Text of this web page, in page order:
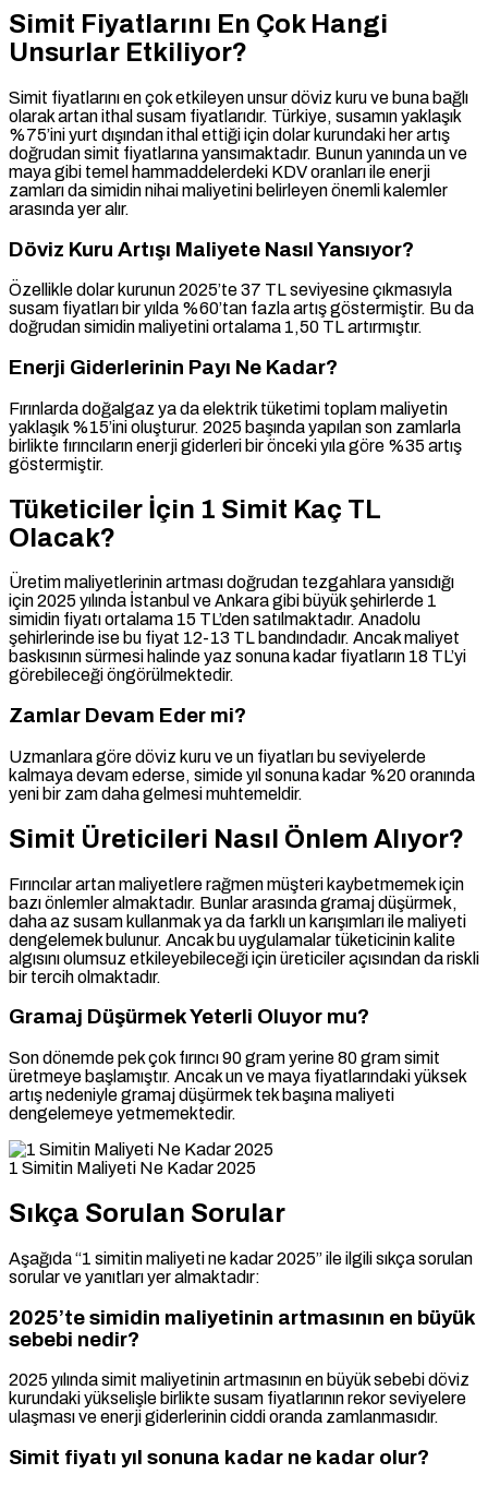
Simit Fiyatlarını En Çok Hangi
Unsurlar Etkiliyor?
Simit fiyatlarını en çok etkileyen unsur döviz kuru ve buna bağlı
olarak artan ithal susam fiyatlarıdır. Türkiye, susamın yaklaşık
%75’ini yurt dışından ithal ettiği için dolar kurundaki her artış
doğrudan simit fiyatlarına yansımaktadır. Bunun yanında un ve
maya gibi temel hammaddelerdeki KDV oranları ile enerji
zamları da simidin nihai maliyetini belirleyen önemli kalemler
arasında yer alır.
Döviz Kuru Artışı Maliyete Nasıl Yansıyor?
Özellikle dolar kurunun 2025’te 37 TL seviyesine çıkmasıyla
susam fiyatları bir yılda %60’tan fazla artış göstermiştir. Bu da
doğrudan simidin maliyetini ortalama 1,50 TL artırmıştır.
Enerji Giderlerinin Payı Ne Kadar?
Fırınlarda doğalgaz ya da elektrik tüketimi toplam maliyetin
yaklaşık %15’ini oluşturur. 2025 başında yapılan son zamlarla
birlikte fırıncıların enerji giderleri bir önceki yıla göre %35 artış
göstermiştir.
Tüketiciler İçin 1 Simit Kaç TL
Olacak?
Üretim maliyetlerinin artması doğrudan tezgahlara yansıdığı
için 2025 yılında İstanbul ve Ankara gibi büyük şehirlerde 1
simidin fiyatı ortalama 15 TL’den satılmaktadır. Anadolu
şehirlerinde ise bu fiyat 12-13 TL bandındadır. Ancak maliyet
baskısının sürmesi halinde yaz sonuna kadar fiyatların 18 TL’yi
görebileceği öngörülmektedir.
Zamlar Devam Eder mi?
Uzmanlara göre döviz kuru ve un fiyatları bu seviyelerde
kalmaya devam ederse, simide yıl sonuna kadar %20 oranında
yeni bir zam daha gelmesi muhtemeldir.
Simit Üreticileri Nasıl Önlem Alıyor?
Fırıncılar artan maliyetlere rağmen müşteri kaybetmemek için
bazı önlemler almaktadır. Bunlar arasında gramaj düşürmek,
daha az susam kullanmak ya da farklı un karışımları ile maliyeti
dengelemek bulunur. Ancak bu uygulamalar tüketicinin kalite
algısını olumsuz etkileyebileceği için üreticiler açısından da riskli
bir tercih olmaktadır.
Gramaj Düşürmek Yeterli Oluyor mu?
Son dönemde pek çok fırıncı 90 gram yerine 80 gram simit
üretmeye başlamıştır. Ancak un ve maya fiyatlarındaki yüksek
artış nedeniyle gramaj düşürmek tek başına maliyeti
dengelemeye yetmemektedir.
1 Simitin Maliyeti Ne Kadar 2025
Sıkça Sorulan Sorular
Aşağıda “1 simitin maliyeti ne kadar 2025” ile ilgili sıkça sorulan
sorular ve yanıtları yer almaktadır:
2025’te simidin maliyetinin artmasının en büyük
sebebi nedir?
2025 yılında simit maliyetinin artmasının en büyük sebebi döviz
kurundaki yükselişle birlikte susam fiyatlarının rekor seviyelere
ulaşması ve enerji giderlerinin ciddi oranda zamlanmasıdır.
Simit fiyatı yıl sonuna kadar ne kadar olur?